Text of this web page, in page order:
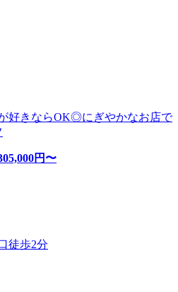
好きならOK◎にぎやかなお店で
円〜
徒歩2分